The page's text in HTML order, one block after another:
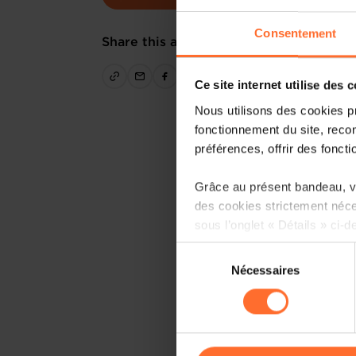
Consentement
Ce site internet utilise des
Nous utilisons des cookies
fonctionnement du site,
préférences, offrir des
Grâce au présent bandeau,
des cookies strictement
sous l’onglet « Détails » ci-
Il est précisé que la
sociaux, sauvegarde des
cas de refus de tous les
consentement
Nécessaires
Share this article